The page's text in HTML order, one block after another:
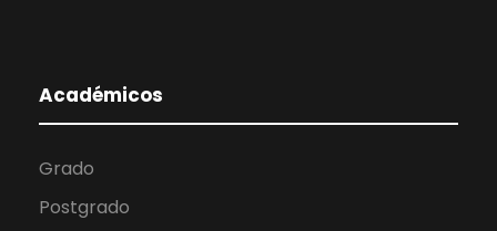
Académicos
Grado
Postgrado